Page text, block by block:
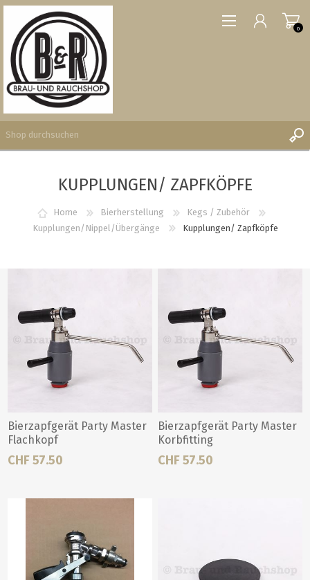
REGISTRIERUNG
ANMELDEN
WUNSCHLISTE
0
0
KUPPLUNGEN/ ZAPFKÖPFE
Home Bierherstellung
Kegs / Zubehör
Kupplungen/Nippel/Übergänge
Kupplungen/ Zapfköpfe
Bierzapfgerät Party Master
Flachkopf
CHF 57.50
Bierzapfgerät Party Master
Korbfitting
CHF 57.50